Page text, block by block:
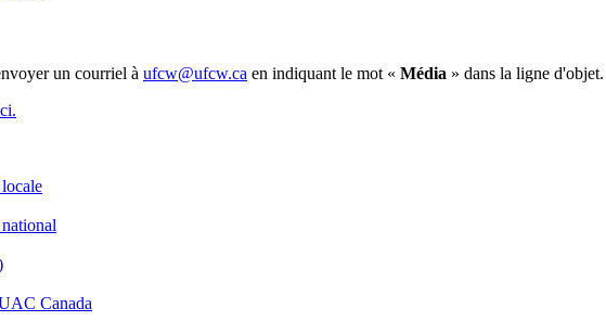
un courriel à ufcw@ufcw.ca en indiquant le mot « Média » dans la ligne d'objet.
Canada